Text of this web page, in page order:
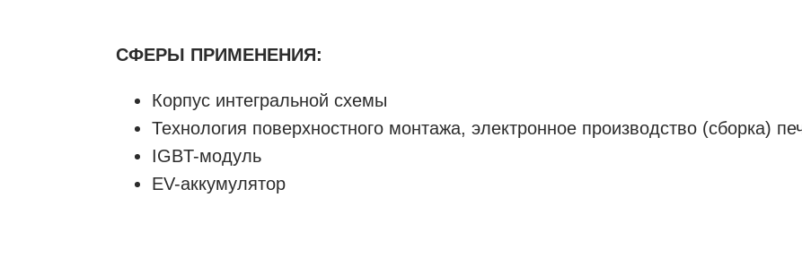
СФЕРЫ ПРИМЕНЕНИЯ:
Корпус интегральной схемы
Технология поверхностного монтажа, электронное производство (сборка)
IGBT-модуль
EV-аккумулятор